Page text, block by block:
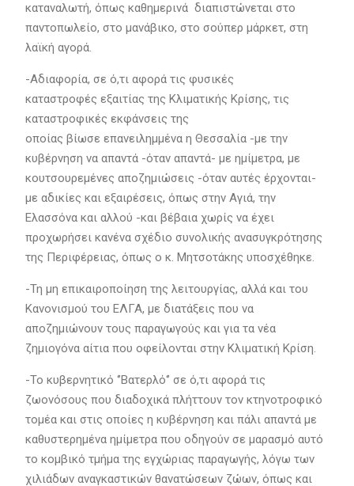
καταναλωτή, όπως καθημερινά διαπιστώνεται στο
παντοπωλείο, στο μανάβικο, στο σούπερ μάρκετ, στη
λαϊκή αγορά.
-Αδιαφορία, σε ό,τι αφορά τις φυσικές
καταστροφές εξαιτίας της Κλιματικής Κρίσης, τις
καταστροφικές εκφάνσεις της
οποίας βίωσε επανειλημμένα η Θεσσαλία -με την
κυβέρνηση να απαντά -όταν απαντά- με ημίμετρα, με
κουτσουρεμένες αποζημιώσεις -όταν αυτές έρχονται-
με αδικίες και εξαιρέσεις, όπως στην Αγιά, την
Ελασσόνα και αλλού -και βέβαια χωρίς να έχει
προχωρήσει κανένα σχέδιο συνολικής ανασυγκρότησης
της Περιφέρειας, όπως ο κ. Μητσοτάκης υποσχέθηκε.
-Τη μη επικαιροποίηση της λειτουργίας, αλλά και του
Κανονισμού του ΕΛΓΑ, με διατάξεις που να
αποζημιώνουν τους παραγωγούς και για τα νέα
ζημιογόνα αίτια που οφείλονται στην Κλιματική Κρίση.
-Το κυβερνητικό ‘’Βατερλό‘’ σε ό,τι αφορά τις
ζωονόσους που διαδοχικά πλήττουν τον κτηνοτροφικό
τομέα και στις οποίες η κυβέρνηση και πάλι απαντά με
καθυστερημένα ημίμετρα που οδηγούν σε μαρασμό αυτό
το κομβικό τμήμα της εγχώριας παραγωγής, λόγω των
χιλιάδων αναγκαστικών θανατώσεων ζώων, όπως και